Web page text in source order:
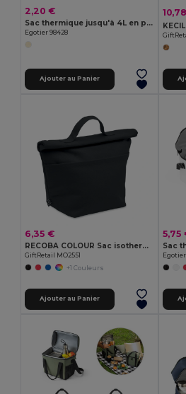
2,20 €
Sac thermique jusqu'à 4L en papier isolant
Egotier 98428
Ajouter au Panier
6,35 €
RECOBA COLOUR Sac isotherme en coton recyclé
GiftRetail MO2551
+1 Couleurs
Ajouter au Panier
5,75